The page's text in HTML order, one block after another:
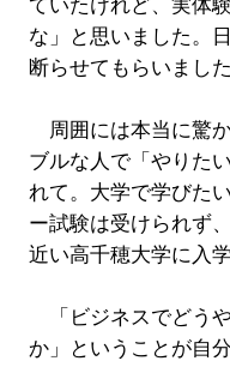
ていたけれど、実体
な」と思いました。
断らせてもらいました
周囲には本当に驚
ブルな人で「やりた
れて。大学で学びた
ー試験は受けられず
近い高千穂大学に入
「ビジネスでどう
か」ということが自